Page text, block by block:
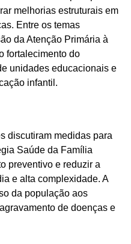
melhorias estruturais em
Entre os temas
da Atenção Primária à
fortalecimento do
unidades educacionais e
infantil.
discutiram medidas para
Saúde da Família
preventivo e reduzir a
e alta complexidade. A
da população aos
de doenças e